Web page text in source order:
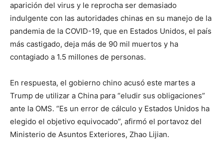
aparición del virus y le reprocha ser demasiado
indulgente con las autoridades chinas en su manejo de la
pandemia de la COVID-19, que en Estados Unidos, el país
más castigado, deja más de 90 mil muertos y ha
contagiado a 1.5 millones de personas.
En respuesta, el gobierno chino acusó este martes a
Trump de utilizar a China para “eludir sus obligaciones”
ante la OMS. “Es un error de cálculo y Estados Unidos ha
elegido el objetivo equivocado”, afirmó el portavoz del
Ministerio de Asuntos Exteriores, Zhao Lijian.